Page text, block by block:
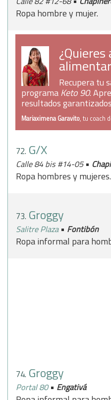
Ropa hombre y mujer.
Recupera tu
programaKeto 90.
resultados
Mariaximena Garavito, tu coach
72. G/X
Calle 84 bis #14-05•
Ropa hombres y mujeres.
73. Groggy
Salitre Plaza • Fontibón
Ropa informal para
74. Groggy
Portal 80 • Engativá